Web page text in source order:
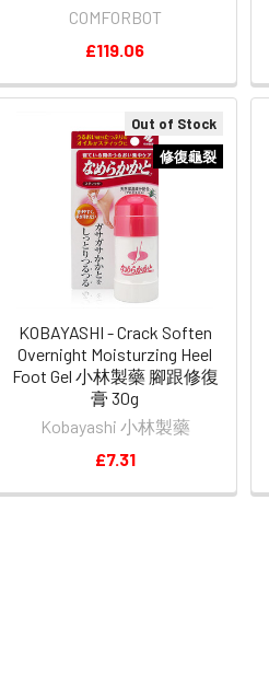
Out of Stock
修復龜裂
KOBAYASHI - Crack Soften
Overnight Moisturzing Heel
Foot Gel 小林製藥 腳跟修復
膏 30g
Kobayashi 小林製藥
£7.31
COMFORBOT
£119.06